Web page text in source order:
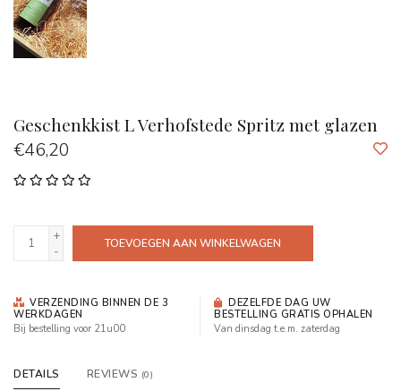
Geschenkkist L Verhofstede Spritz met glazen
€46,20
+
-
TOEVOEGEN AAN WINKELWAGEN
VERZENDING BINNEN DE 3
WERKDAGEN
Bij bestelling voor 21u00
DEZELFDE DAG UW
BESTELLING GRATIS OPHALEN
Van dinsdag t.e.m. zaterdag
DETAILS REVIEWS (0)